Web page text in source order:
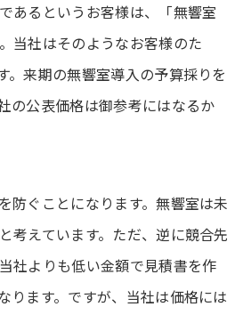
あるというお客様は、「無響室
当社はそのようなお客様のた
。来期の無響室導入の予算採りを
の公表価格は御参考にはなるか
防ぐことになります。無響室は未
考えています。ただ、逆に競合先
社よりも低い金額で見積書を作
ります。ですが、当社は価格には